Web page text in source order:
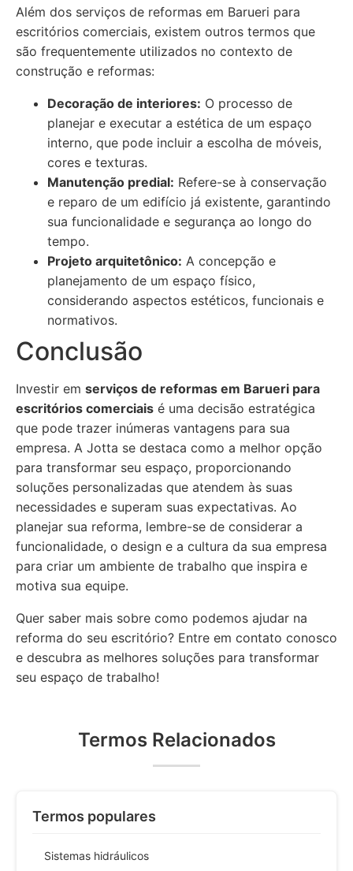
Além dos serviços de reformas em Barueri para
escritórios comerciais, existem outros termos que
são frequentemente utilizados no contexto de
construção e reformas:
Decoração de interiores: O processo de
planejar e executar a estética de um espaço
interno, que pode incluir a escolha de móveis,
cores e texturas.
Manutenção predial: Refere-se à conservação
e reparo de um edifício já existente, garantindo
sua funcionalidade e segurança ao longo do
tempo.
Projeto arquitetônico: A concepção e
planejamento de um espaço físico,
considerando aspectos estéticos, funcionais e
normativos.
Conclusão
Investir em serviços de reformas em Barueri para
escritórios comerciais é uma decisão estratégica
que pode trazer inúmeras vantagens para sua
empresa. A Jotta se destaca como a melhor opção
para transformar seu espaço, proporcionando
soluções personalizadas que atendem às suas
necessidades e superam suas expectativas. Ao
planejar sua reforma, lembre-se de considerar a
funcionalidade, o design e a cultura da sua empresa
para criar um ambiente de trabalho que inspira e
motiva sua equipe.
Quer saber mais sobre como podemos ajudar na
reforma do seu escritório? Entre em contato conosco
e descubra as melhores soluções para transformar
seu espaço de trabalho!
Termos Relacionados
Termos populares
Sistemas hidráulicos